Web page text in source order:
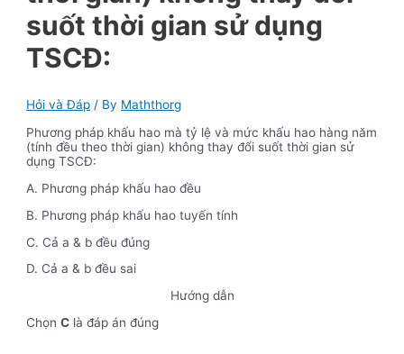
suốt thời gian sử dụng
TSCĐ:
Hỏi và Đáp / By Maththorg
Phương pháp khấu hao mà tỷ lệ và mức khấu hao hàng năm
(tính đều theo thời gian) không thay đổi suốt thời gian sử
dụng TSCĐ:
A. Phương pháp khấu hao đều
B. Phương pháp khấu hao tuyến tính
C. Cả a & b đều đúng
D. Cả a & b đều sai
Hướng dẫn
ChọnC là đáp án đúng